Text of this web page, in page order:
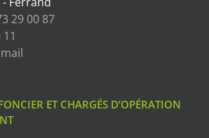
29 00 87
ET CHARGÉS D’OPÉRATION